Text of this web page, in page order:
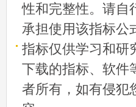
性和完整性。请自
承担使用该指标公
指标仅供学习和研
下载的指标、软件
者所有，如有侵犯